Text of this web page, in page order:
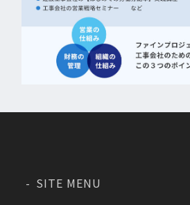
SITE MENU